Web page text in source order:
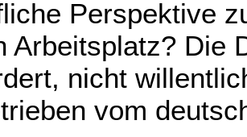
Perspektive
Arbeitsplatz? Die
nicht
vom